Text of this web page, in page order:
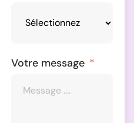
Votre message